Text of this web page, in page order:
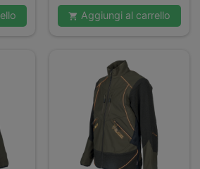
 Aggiungi al carrello